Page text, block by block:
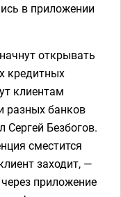
в приложении
открывать
кредитных
клиентам
разных банков
Сергей Безбогов.
сместится
заходит, —
приложение